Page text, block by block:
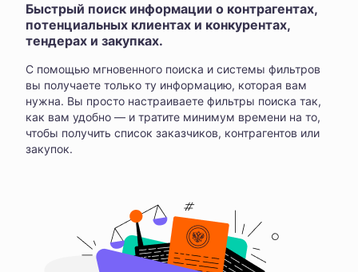
Быстрый поиск информации о контрагентах,
потенциальных клиентах и конкурентах,
тендерах и закупках.
С помощью мгновенного поиска и системы фильтров
вы получаете только ту информацию, которая вам
нужна. Вы просто настраиваете фильтры поиска так,
как вам удобно — и тратите минимум времени на то,
чтобы получить список заказчиков, контрагентов или
закупок.